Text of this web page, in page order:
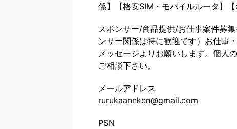
係】【格安SIM・モバイルルータ】
スポンサー/商品提供/お仕事案件募
ンサー関係は特に歓迎です）お仕事
メッセージよりお願いします。個人
ご相談下さい。
メールアドレス
rurukaannken@gmail.com
PSN